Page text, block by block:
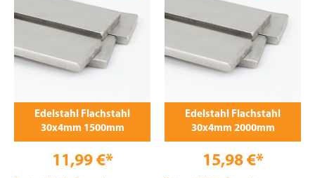
Edelstahl Flachstahl
30x4mm 1500mm
11,99 €*
Edelstahl Flachstahl
30x4mm 2000mm
15,98 €*